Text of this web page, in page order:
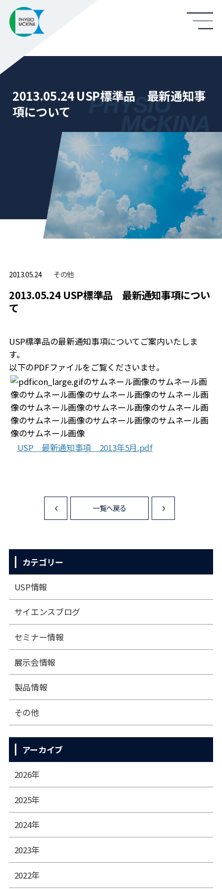
2013.05.24 USP標準品 最新通知事
項について
2013.05.24 その他
2013.05.24 USP標準品 最新通知事項につい
て
USP標準品の最新通知事項についてご案内いたしま
す。
以下のPDFファイルをご覧くださいませ。
USP 最新通知事項 2013年5月.pdf
<
一覧へ戻る
カテゴリー
USP情報
サイエンスブログ
セミナー情報
展⽰会情報
製品情報
その他
アーカイブ
2026年
2025年
2024年
2023年
2022年